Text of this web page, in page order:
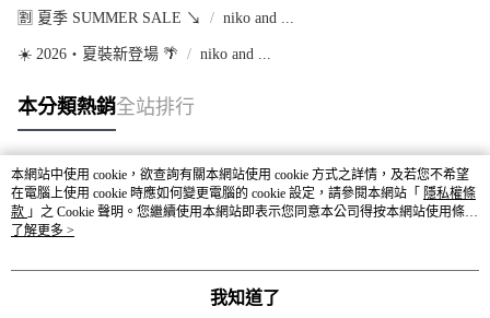
🈹 夏季 SUMMER SALE ↘️ niko and ...
☀️ 2026・夏裝新登場 🌴 niko and ...
本分類熱銷全站排行
熱門標籤
本網站中使用 cookie，欲查詢有關本網站使用 cookie 方式之詳情，及若您不希望
在電腦上使用 cookie 時應如何變更電腦的 cookie 設定，請參閱本網站「 隱私權條
款 」之 Cookie 聲明。您繼續使用本網站即表示您同意本公司得按本網站使用條款
之 Cookie 聲明使用 cookie。
了解更多 >
我知道了